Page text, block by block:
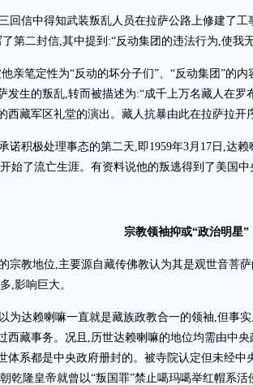
回信中得知武装叛乱人员在拉萨公路上修建了
第二封信,其中提到:“反动集团的违法行为,使我
亲笔定性为“反动的坏分子们”、“反动集团”的
发生的叛乱,转而被描述为:“成千上万名藏人在罗
西藏军区礼堂的演出。藏人抗暴由此在拉萨拉开
诺积极处理事态的第二天,即1959年3月17日,达
始了流亡生涯。有资料说他的叛逃得到了美国
宗教领袖抑或“政治明星”
宗教地位,主要源自藏传佛教认为其是观世音菩
,影响巨大。
为达赖喇嘛一直就是藏族政教合一的领袖,但事
西藏事务。况且,历世达赖喇嘛的地位均需由中
体系都是中央政府册封的。被寺院认定但未经中
乾隆皇帝就曾以“叛国罪”禁止噶玛噶举红帽系